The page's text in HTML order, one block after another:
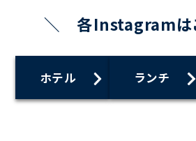
＼ 各Instagramは
ホテル ランチ